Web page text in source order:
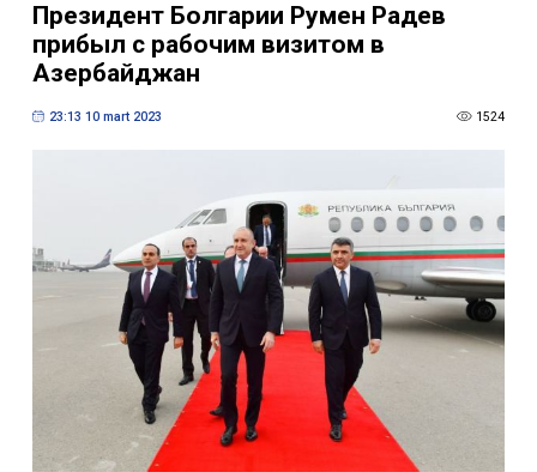
Президент Болгарии Румен Радев
прибыл с рабочим визитом в
Азербайджан
23:13 10 mart 2023 1524